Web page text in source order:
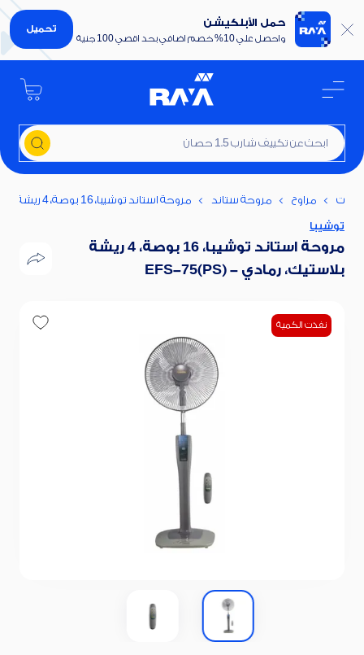
حمل الأبلكيشن
واحصل علي 10% خصم اضافي بحد اقصي 100 جنية
تحميل
ابحث عن تكييف شارب 1.5 حصان
مراوح مروحة ستاند مروحة استاند توشيبا، 16 بوصة، 4 ريشة بلاستيك، رمادي - EFS-75(PS)
توشيبا
مروحة استاند توشيبا، 16 بوصة، 4 ريشة
بلاستيك، رمادي - EFS-75(PS)
نفذت الكمية